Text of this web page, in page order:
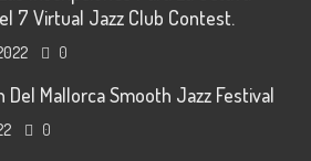
7 Virtual Jazz Club Contest.
0
Del Mallorca Smooth Jazz Festival
0